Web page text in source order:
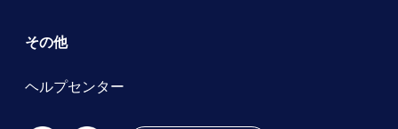
その他
ヘルプセンター